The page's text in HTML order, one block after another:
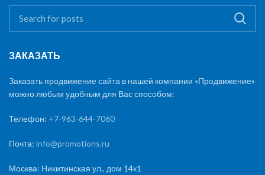
ЗАКАЗАТЬ
Заказать продвижение сайта в нашей компании «Продвижение»
можно любым удобным для Вас способом:
Телефон: +7-963-644-7060
Почта: info@promotions.ru
Москва: Никитинская ул., дом 14к1